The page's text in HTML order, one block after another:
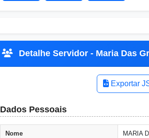
Detalhe Servidor - Maria Das
Exportar
Dados Pessoais
Nome MARIA